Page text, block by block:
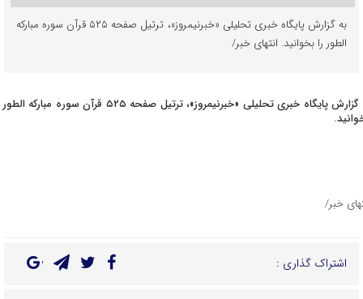
به گزارش پایگاه خبری تحلیلی «خبرنیمروز»، ترتیل صفحه ۵۲۵ قرآن سوره مبارکه
الطور را بخوانید. انتهای خبر/
به گزارش پایگاه خبری تحلیلی «خبرنیمروز»، ترتیل صفحه ۵۲۵ قرآن سوره مبارکه
خبر/
اشتراک گذاری :